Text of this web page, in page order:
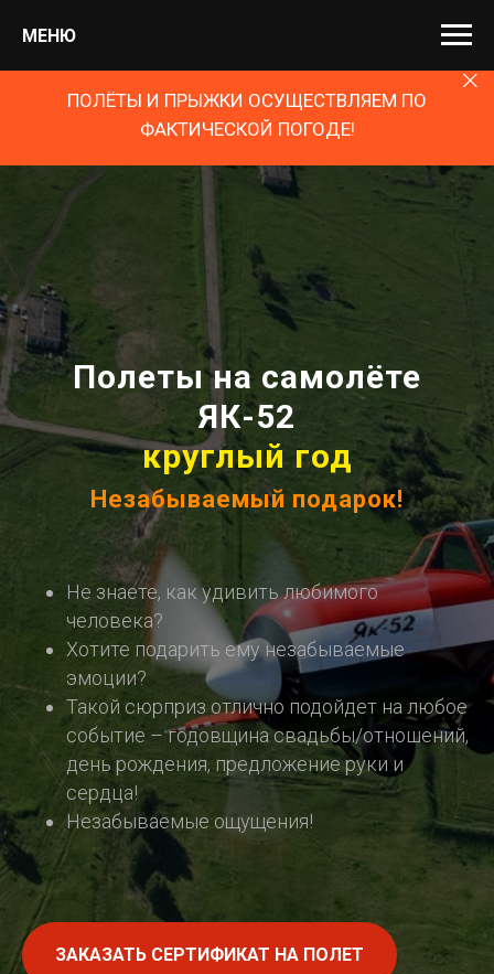
МЕНЮ
ПОЛЁТЫ И ПРЫЖКИ ОСУЩЕСТВЛЯЕМ ПО
ФАКТИЧЕСКОЙ ПОГОДЕ!
Полеты на самолёте
ЯК-52
круглый год
Незабываемый подарок!
Не знаете, как удивить любимого
человека?
Хотите подарить ему незабываемые
эмоции?
Такой сюрприз отлично подойдет на любое
событие – годовщина свадьбы/отношений,
день рождения, предложение руки и
сердца!
Незабываемые ощущения!
ЗАКАЗАТЬ СЕРТИФИКАТ НА ПОЛЕТ